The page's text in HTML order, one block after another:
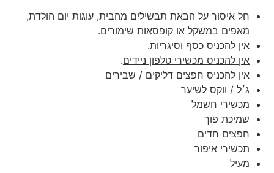
חל איסור על הבאת תבשילים מהבית, עוגות יום הולדת,
מאפים במשקל או קופסאות שימורים.
אין להכניס כסף וסיגריות.
אין להכניס מכשירי טלפון ניידים.
אין להכניס חפצים דליקים / שבירים
ג׳ל / ווקס לשיער
מכשירי חשמל
שמיכת פוך
חפצים חדים
תכשירי איפור
מעיל